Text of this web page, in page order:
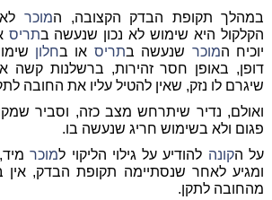
במהלך תקופת הבדק הקצובה, המוכר
הקלקול היא שימוש לא נכון שנעשה בתריס
יוכיח המוכר שנעשה בתריס או בחלון
דופן, באופן חסר זהירות, ברשלנות קשה
שיגרם לו נזק, שאין להטיל עליו את החובה
ואולם, נדיר שיתרחש מצב כזה, וסביר
פגום ולא בשימוש חריג שנעשה בו.
על הקונה להודיע על גילוי הליקוי למוכר
ומגיע לאחר שנסתיימה תקופת הבדק, אין
מהחובה לתקן.